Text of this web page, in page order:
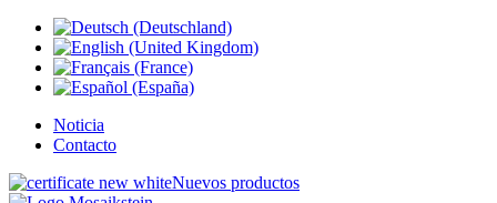
Noticia
Contacto
Nuevos productos